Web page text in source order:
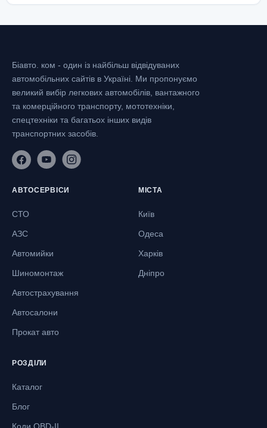
Біавто. ком - один із найбільш відвідуваних
автомобільних сайтів в Україні. Ми пропонуємо
великий вибір легкових автомобілів, вантажного
та комерційного транспорту, мототехніки,
спецтехніки та багатьох інших видів
транспортних засобів.
АВТОСЕРВІСИ
СТО
АЗС
Автомийки
Шиномонтаж
Автострахування
Автосалони
Прокат авто
МІСТА
Київ
Одеса
Харків
Дніпро
РОЗДІЛИ
Каталог
Блог